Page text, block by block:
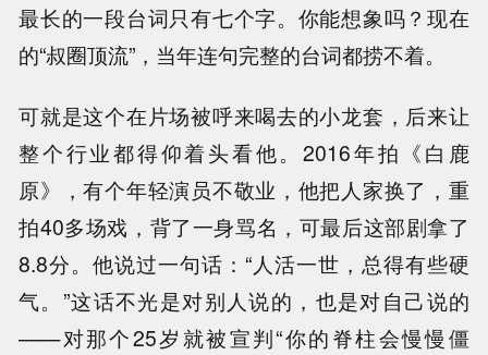
最长的一段台词只有七个字。你能想象吗？现在
的“叔圈顶流”，当年连句完整的台词都捞不着。
可就是这个在片场被呼来喝去的小龙套，后来让
整个行业都得仰着头看他。2016年拍《白鹿
原》，有个年轻演员不敬业，他把人家换了，重
拍40多场戏，背了一身骂名，可最后这部剧拿了
8.8分。他说过一句话：“人活一世，总得有些硬
气。”这话不光是对别人说的，也是对自己说的
——对那个25岁就被宣判“你的脊柱会慢慢僵